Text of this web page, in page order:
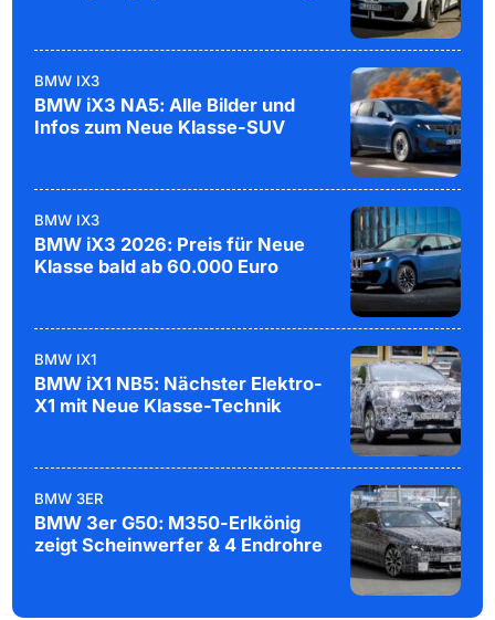
BMW IX3
BMW iX3 NA5: Alle Bilder und
Infos zum Neue Klasse-SUV
BMW IX3
BMW iX3 2026: Preis für Neue
Klasse bald ab 60.000 Euro
BMW IX1
BMW iX1 NB5: Nächster Elektro-
X1 mit Neue Klasse-Technik
BMW 3ER
BMW 3er G50: M350-Erlkönig
zeigt Scheinwerfer & 4 Endrohre